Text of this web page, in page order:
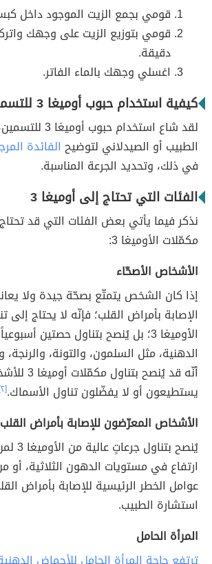
قومي بجمع الزيت الموجود داخل
دقيقة.
اغسلي وجهك بالماء الفاتر.
كيفية استخدام حبوب أوميغا 3 للتسمين
لقد شاع استخدام
الطبيب أو الصيدلاني لتوضيح الفائدة
في ذلك، وتحديد الجرعة المناسبة.
الفئات التي تحتاج إلى أوميغا 3
نذكر فيما يأتي بعض الفئات التي قد
مكمّلات الأوميغا 3:
الأشخاص الأصحّاء
إذا كان الشخص يتمتّع بصحّة جيدة ولا
الإصابة بأمراض القلب؛ فإنّه لا يحتاج إلى
الأوميغا 3؛ بل يُنصح بتناول حصتين
الدهنية، مثل السلمون، والتونة، والرنجة،
أنّه قد يُنصح
يستطيعون أو لا يفضّلون تناول الأسماك.[٢]
الأشخاص المعرّضون للإصابة بأمراض القلب
يُنصح
ارتفاع في مستويات الدهون الثلاثية، أو
عوامل الخطر الرئيسية للإصابة بأمراض
استشارة الطبيب.
المرأة الحامل